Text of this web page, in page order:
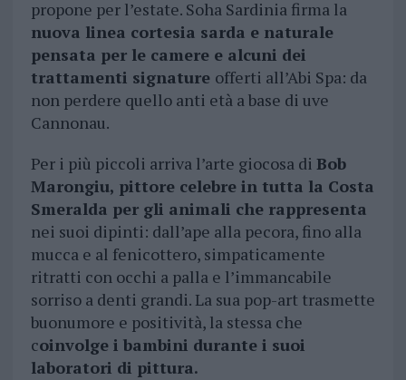
propone per l’estate. Soha Sardinia firma la
nuova linea cortesia sarda e naturale
pensata per le camere e alcuni dei
trattamenti signature offerti all’Abi Spa: da
non perdere quello anti età a base di uve
Cannonau.
Per i più piccoli arriva l’arte giocosa di Bob
Marongiu, pittore celebre in tutta la Costa
Smeralda per gli animali che rappresenta
nei suoi dipinti: dall’ape alla pecora, fino alla
mucca e al fenicottero, simpaticamente
ritratti con occhi a palla e l’immancabile
sorriso a denti grandi. La sua pop-art trasmette
buonumore e positività, la stessa che
coinvolge i bambini durante i suoi
laboratori di pittura.